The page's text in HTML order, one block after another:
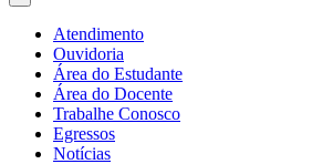
Atendimento
Ouvidoria
Área do Estudante
Área do Docente
Trabalhe Conosco
Egressos
Notícias